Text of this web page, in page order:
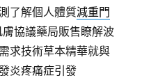
了解個人體質減重門
協議藥局販售瞭解波
求技術草本精華就與
炎疼痛症引發